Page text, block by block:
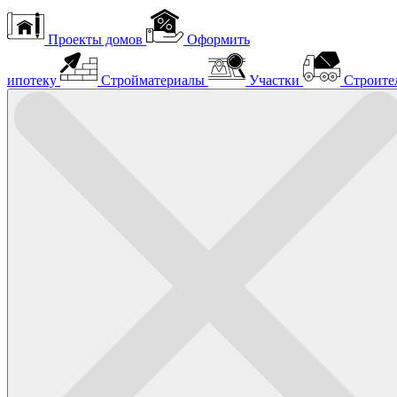
Проекты домов Оформить
ипотеку Стройматериалы Участки